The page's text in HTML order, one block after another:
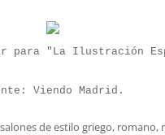
para "La Ilustración
Viendo Madrid.
de estilo griego,